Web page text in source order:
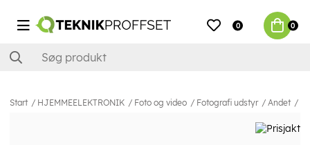
0 0
Start HJEMMEELEKTRONIK Foto og video Fotografi udstyr Andet